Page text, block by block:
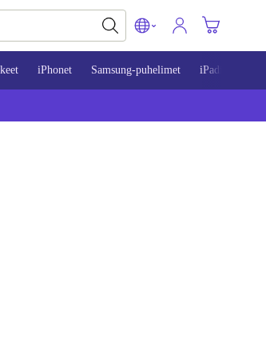
iPhonet Samsung-puhelimet iPadit